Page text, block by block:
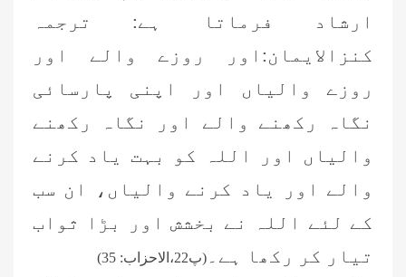
ارشاد فرماتا ہے: ترجمہ
کنزالایمان:اور روزے والے اور
روزے والیاں اور اپنی پارسائی
نگاہ رکھنے والے اور نگاہ رکھنے
والیاں اور اللہ کو بہت یاد کرنے
والے اور یاد کرنے والیاں، ان سب
کے لئے اللہ نے بخشش اور بڑا ثواب
تیار کر رکھا ہے۔ (پ22،الاحزاب: 35)